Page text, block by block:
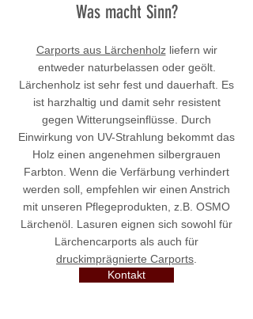
Was macht Sinn?
Carports aus Lärchenholzliefern wir
entweder naturbelassen oder geölt.
Lärchenholz ist sehr fest und dauerhaft. Es
ist harzhaltig und damit sehr resistent
gegen Witterungseinflüsse. Durch
Einwirkung von UV-Strahlung bekommt das
Holz einen angenehmen silbergrauen
Farbton. Wenn die Verfärbung verhindert
werden soll, empfehlen wir einen Anstrich
mit unseren Pflegeprodukten, z.B. OSMO
Lärchenöl. Lasuren eignen sich sowohl für
Lärchencarports als auch für
druckimprägnierte Carports
Kontakt